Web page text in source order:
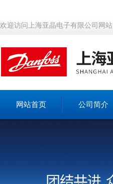
欢迎访问上海亚晶电子有限公司网站
网站首页 公司简介